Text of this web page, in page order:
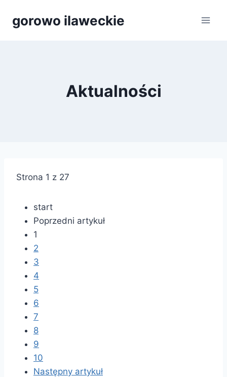
gorowo ilaweckie
Aktualności
Strona 1 z 27
start
Poprzedni artykuł
1
2
3
4
5
6
7
8
9
10
Następny artykuł